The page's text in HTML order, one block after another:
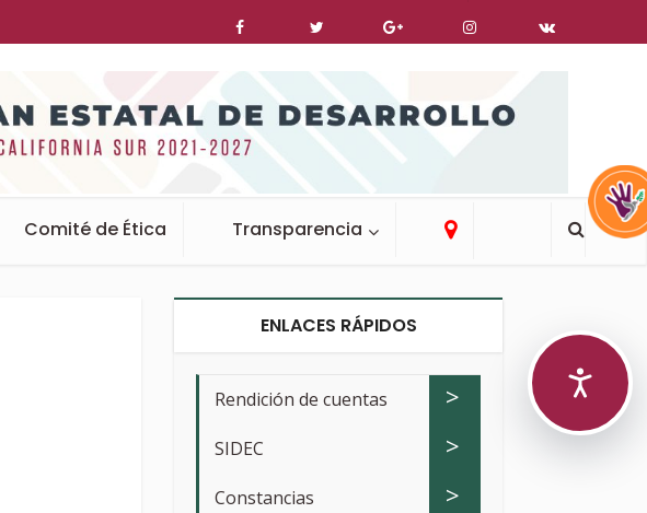
Comité de Ética Transparencia
ENLACES RÁPIDOS
Rendición de cuentas >
SIDEC >
Constancias >